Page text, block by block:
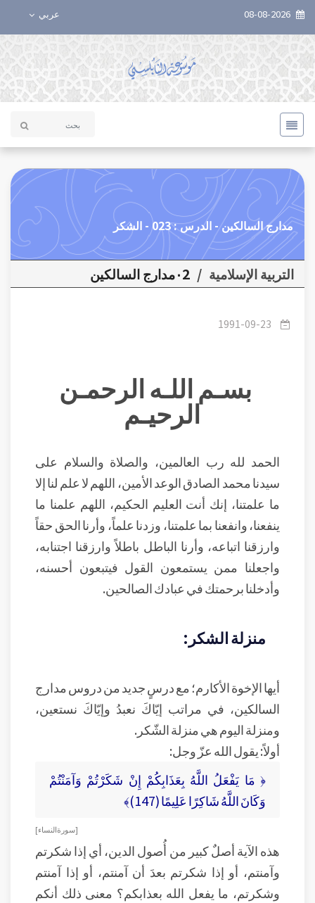
عربي
مدارج السالكين - الدرس : 023 - الشكر
التربية الإسلامية / ٠2مدارج السالكين
1991-09-23
بسـم اللـه الرحمـن
الرحيـم
الحمد لله رب العالمين، والصلاة والسلام على
سيدنا محمد الصادق الوعد الأمين، اللهم لا علم لنا إلا
ما علمتنا، إنك أنت العليم الحكيم، اللهم علمنا ما
ينفعنا، وانفعنا بما علمتنا، وزدنا علماً، وأرنا الحق حقاً
وارزقنا اتباعه، وأرنا الباطل باطلاً وارزقنا اجتنابه،
واجعلنا ممن يستمعون القول فيتبعون أحسنه،
وأدخلنا برحمتك في عبادك الصالحين.
منزلة الشكر:
أيها الإخوة الأكارم؛ مع درسٍ جديد من دروس مدارج
السالكين، في مراتب إيّاكَ نعبدُ وإيّاكَ نستعين،
ومنزلة اليوم هي منزلة الشّكر.
أولاً: يقول الله عزّ وجل:
﴿ مَا يَفْعَلُ اللَّهُ بِعَذَابِكُمْ إِنْ شَكَرْتُمْ وَآمَنْتُمْ
وَكَانَ اللَّهُ شَاكِرًا عَلِيمًا (147)﴾
[ سورة النساء ]
هذه الآية أصلٌ كبير من أُصول الدين، أي إذا شكرتم
وآمنتم، أو إذا شكرتم بعدَ أن آمنتم، أو إذا آمنتم
وشكرتم، ما يفعل الله بعذابكم؟ معنى ذلك أنكم